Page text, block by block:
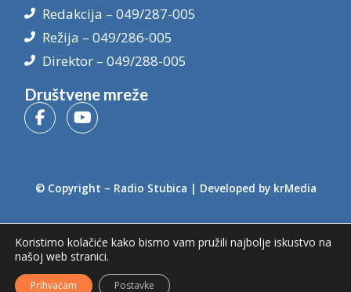
Redakcija – 049/287-005
Režija – 049/286-005
Direktor – 049/288-005
Društvene mreže
© Copyright – Radio Stubica | Developed by krMedia
Koristimo kolačiće kako bismo vam pružili najbolje iskustvo na
našoj web stranici.
Prihvaćam Postavke